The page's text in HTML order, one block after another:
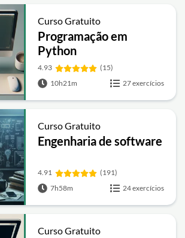
Curso Gratuito
Programação em
Python
4.93
(15)
10h21m
27 exercícios
Curso Gratuito
Engenharia de software
4.91
(191)
7h58m
24 exercícios
Curso Gratuito